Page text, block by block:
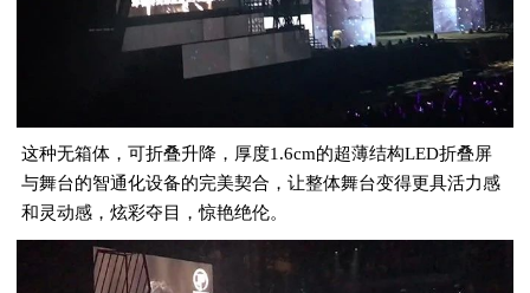
这种无箱体，可折叠升降，厚度1.6cm的超薄结构LED折叠屏
与舞台的智通化设备的完美契合，让整体舞台变得更具活力感
和灵动感，炫彩夺目，惊艳绝伦。